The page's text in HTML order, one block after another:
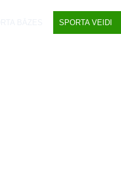
SPORTA VEIDI